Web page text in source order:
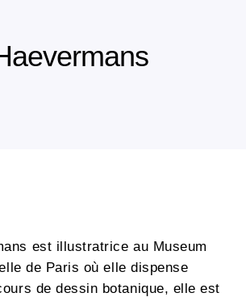
est illustratrice au Museum
de Paris où elle dispense
de dessin botanique, elle est